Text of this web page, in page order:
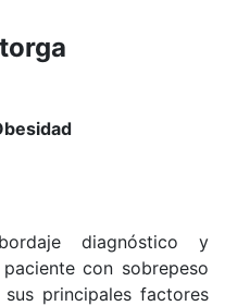
diagnóstico y
con sobrepeso
principales factores